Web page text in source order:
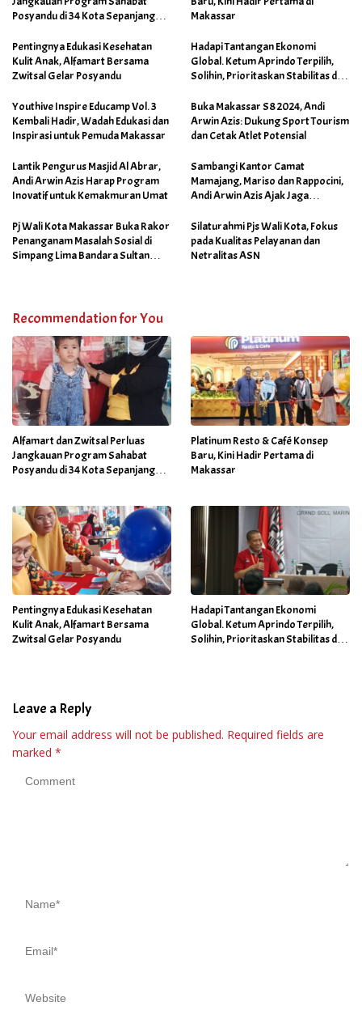
Posyandu di 34 Kota Sepanjang
Makassar
Pentingnya Edukasi Kesehatan
Kulit Anak, Alfamart Bersama
Zwitsal Gelar Posyandu
Hadapi Tantangan Ekonomi
Global. Ketum Aprindo Terpilih,
Solihin, Prioritaskan Stabilitas dan
Youthive Inspire Educamp Vol. 3
Kembali Hadir, Wadah Edukasi dan
Inspirasi untuk Pemuda Makassar
Buka Makassar S8 2024, Andi
Arwin Azis: Dukung Sport Tourism
dan Cetak Atlet Potensial
Lantik Pengurus Masjid Al Abrar,
Andi Arwin Azis Harap Program
Inovatif untuk Kemakmuran Umat
Sambangi Kantor Camat
Mamajang, Mariso dan Rappocini,
Andi Arwin Azis Ajak Jaga
Program Sabtu Bersih
Pj Wali Kota Makassar Buka Rakor
Penanganam Masalah Sosial di
Simpang Lima Bandara Sultan
Silaturahmi Pjs Wali Kota, Fokus
pada Kualitas Pelayanan dan
Netralitas ASN
Recommendation for You
Alfamart dan Zwitsal Perluas
Jangkauan Program Sahabat
Posyandu di 34 Kota Sepanjang
Platinum Resto & Café Konsep
Baru, Kini Hadir Pertama di
Makassar
Pentingnya Edukasi Kesehatan
Kulit Anak, Alfamart Bersama
Zwitsal Gelar Posyandu
Hadapi Tantangan Ekonomi
Global. Ketum Aprindo Terpilih,
Solihin, Prioritaskan Stabilitas dan
Leave a Reply
Your email address will not be published. Required fields are
marked *